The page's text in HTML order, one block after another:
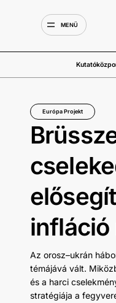
MENÜ
Európa Projekt
infláció
Az orosz–ukrán
témájává vált.
és a harci
stratégiája a